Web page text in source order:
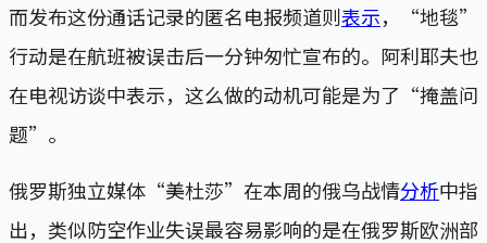
而发布这份通话记录的匿名电报频道则表示，“地毯”
行动是在航班被误击后一分钟匆忙宣布的。阿利耶夫也
在电视访谈中表示，这么做的动机可能是为了“掩盖问
题”。
俄罗斯独立媒体“美杜莎”在本周的俄乌战情分析中指
出，类似防空作业失误最容易影响的是在俄罗斯欧洲部